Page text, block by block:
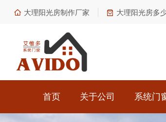
大理阳光房制作厂家 大理阳光房多
首页 关于公司 系统门